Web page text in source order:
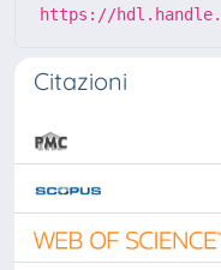
https://
Citazioni